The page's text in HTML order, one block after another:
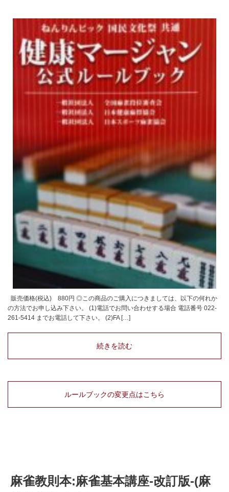
販売価格(税込) 880円 ◎この商品のご購入につきましては、以下の何れか
の方法でお申し込み下さい。 (1)電話でお問い合わせする場合 電話番号 022-
261-5414 までお電話して下さい。 (2)FA […]
続きを読む
ルールブックの変更点はこちら
麻雀教則本:麻雀基本講座-改訂版-(麻